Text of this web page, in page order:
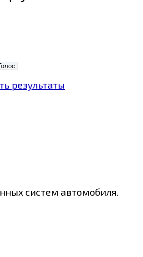
результаты
систем автомобиля.